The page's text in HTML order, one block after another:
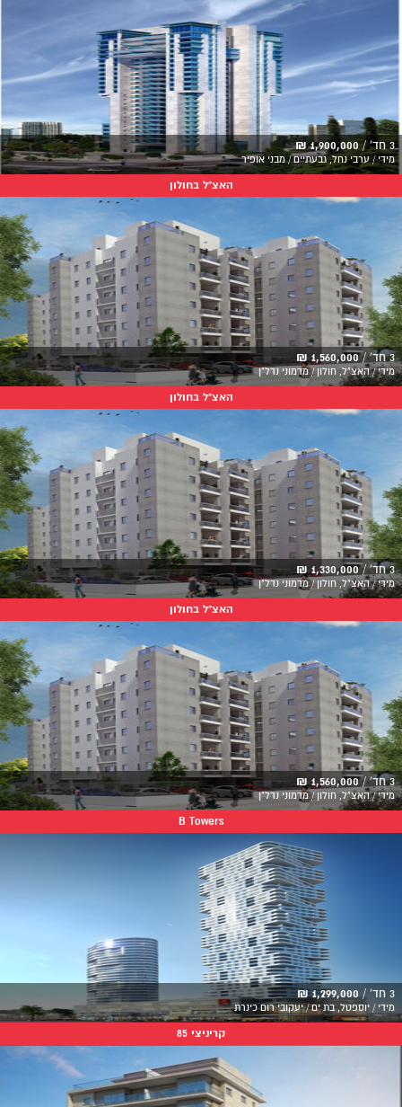
3 חד' / 1,900,000 ₪
מידי / ערבי נחל, גבעתיים / מבני אופיר
האצ"ל בחולון
3 חד' / 1,560,000 ₪
מידי / האצ"ל, חולון / מדמוני נדל"ן
האצ"ל בחולון
3 חד' / 1,330,000 ₪
מידי / האצ"ל, חולון / מדמוני נדל"ן
האצ"ל בחולון
3 חד' / 1,560,000 ₪
מידי / האצ"ל, חולון / מדמוני נדל"ן
B Towers
3 חד' / 1,299,000 ₪
מידי / יוספטל, בת ים / יעקובי רום כינרת
קריניצי 85